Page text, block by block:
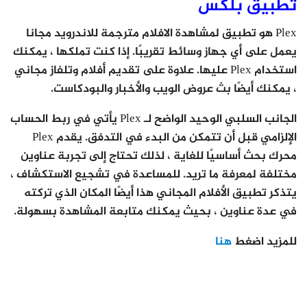
تطبيق بلكس
Plex هو تطبيق لمشاهدة الافلام مترجمة للاندرويد مجانا
يعمل على أي جهاز وسائط تقريبًا. إذا كنت تملكها ، يمكنك
استخدام Plex عليها. علاوة على تقديم أفلام وتلفاز مجاني
، يمكنك أيضًا بث عروض الويب والأخبار والبودكاست.
الجانب السلبي الوحيد الواضح لـ Plex يأتي في ربط الحساب
الإلزامي قبل أن تتمكن من البدء في التدفق. يقدم Plex
محرك بحث أساسيًا للغاية ، لذلك تحتاج إلى تجربة عناوين
مختلفة لمعرفة ما تريد. للمساعدة في تشجيع الاستكشاف ،
يتذكر تطبيق الأفلام المجاني هذا أيضًا المكان الذي تركته
في عدة عناوين ، بحيث يمكنك متابعة المشاهدة بسهولة.
للمزيد اضغط هنا